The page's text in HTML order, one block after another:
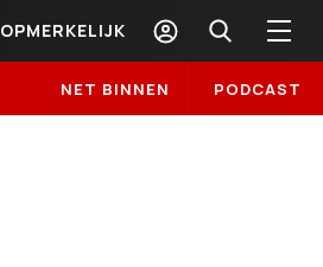
OPMERKELIJK
NET BINNEN PODCAST